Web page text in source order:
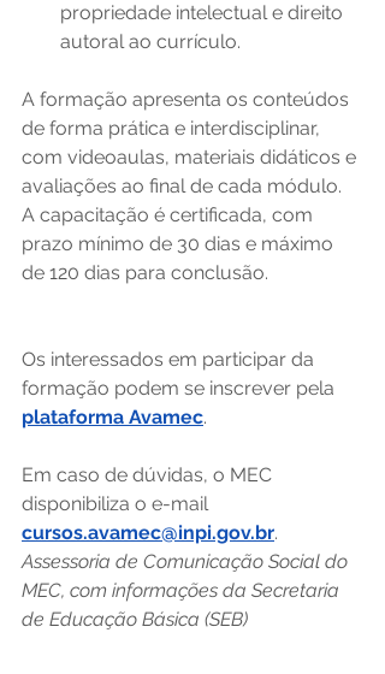
propriedade intelectual e direito
autoral ao currículo.
A formação apresenta os conteúdos
de forma prática e interdisciplinar,
com videoaulas, materiais didáticos e
avaliações ao final de cada módulo.
A capacitação é certificada, com
prazo mínimo de 30 dias e máximo
de 120 dias para conclusão.
Os interessados em participar da
formação podem se inscrever pela
plataforma Avamec.
Em caso de dúvidas, o MEC
disponibiliza o e-mail
cursos.avamec@inpi.gov.br.
Assessoria de Comunicação Social do
MEC, com informações da Secretaria
de Educação Básica (SEB)